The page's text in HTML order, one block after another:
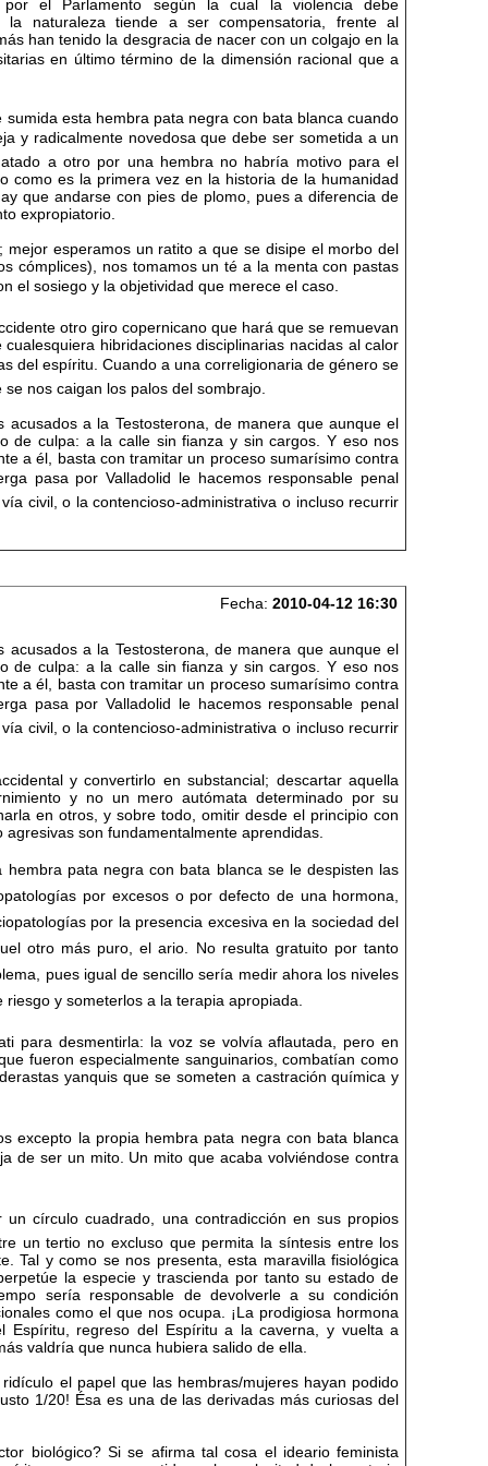
el Parlamento según la cual la violencia debe
la naturaleza tiende a ser compensatoria, frente al
han tenido la desgracia de nacer con un colgajo en la
en último término de la dimensión racional que a
esta hembra pata negra con bata blanca cuando
y radicalmente novedosa que debe ser sometida a un
a otro por una hembra no habría motivo para el
como es la primera vez en la historia de la humanidad
que andarse con pies de plomo, pues a diferencia de
expropiatorio.
esperamos un ratito a que se disipe el morbo del
cómplices), nos tomamos un té a la menta con pastas
sosiego y la objetividad que merece el caso.
otro giro copernicano que hará que se remuevan
hibridaciones disciplinarias nacidas al calor
espíritu. Cuando a una correligionaria de género se
nos caigan los palos del sombrajo.
a la Testosterona, de manera que aunque el
de culpa: a la calle sin fianza y sin cargos. Y eso nos
a él, basta con tramitar un proceso sumarísimo contra
pasa por Valladolid le hacemos responsable penal
civil, o la contencioso-administrativa o incluso recurrir
Fecha:2010-04-12 16:30
a la Testosterona, de manera que aunque el
de culpa: a la calle sin fianza y sin cargos. Y eso nos
a él, basta con tramitar un proceso sumarísimo contra
pasa por Valladolid le hacemos responsable penal
civil, o la contencioso-administrativa o incluso recurrir
y convertirlo en substancial; descartar aquella
y no un mero autómata determinado por su
en otros, y sobre todo, omitir desde el principio con
son fundamentalmente aprendidas.
hembra pata negra con bata blanca se le despisten las
por excesos o por defecto de una hormona,
por la presencia excesiva en la sociedad del
otro más puro, el ario. No resulta gratuito por tanto
pues igual de sencillo sería medir ahora los niveles
y someterlos a la terapia apropiada.
para desmentirla: la voz se volvía aflautada, pero en
fueron especialmente sanguinarios, combatían como
yanquis que se someten a castración química y
excepto la propia hembra pata negra con bata blanca
de ser un mito. Un mito que acaba volviéndose contra
un círculo cuadrado, una contradicción en sus propios
un tertio no excluso que permita la síntesis entre los
Tal y como se nos presenta, esta maravilla fisiológica
la especie y trascienda por tanto su estado de
sería responsable de devolverle a su condición
como el que nos ocupa. ¡La prodigiosa hormona
Espíritu, regreso del Espíritu a la caverna, y vuelta a
valdría que nunca hubiera salido de ella.
el papel que las hembras/mujeres hayan podido
1/20! Ésa es una de las derivadas más curiosas del
biológico? Si se afirma tal cosa el ideario feminista